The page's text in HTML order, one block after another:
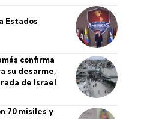
Estados
confirma
su desarme,
de Israel
70 misiles y